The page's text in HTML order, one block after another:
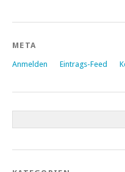
META
Anmelden Eintrags-Feed